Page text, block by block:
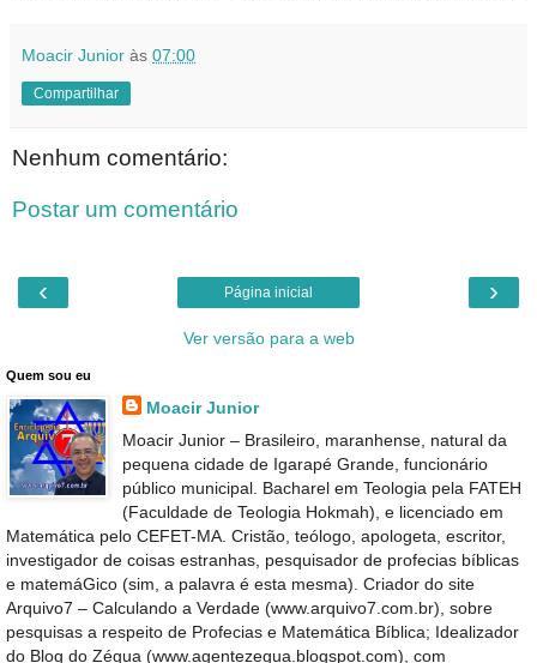
Moacir Junior às 07:00
Compartilhar
Nenhum comentário:
Postar um comentário
‹ ›
Página inicial
Ver versão para a web
Quem sou eu
Moacir Junior
Moacir Junior – Brasileiro, maranhense, natural da
pequena cidade de Igarapé Grande, funcionário
público municipal. Bacharel em Teologia pela FATEH
(Faculdade de Teologia Hokmah), e licenciado em
Matemática pelo CEFET-MA. Cristão, teólogo, apologeta, escritor,
investigador de coisas estranhas, pesquisador de profecias bíblicas
e matemáGico (sim, a palavra é esta mesma). Criador do site
Arquivo7 – Calculando a Verdade (www.arquivo7.com.br), sobre
pesquisas a respeito de Profecias e Matemática Bíblica; Idealizador
do Blog do Zégua (www.agentezegua.blogspot.com), com